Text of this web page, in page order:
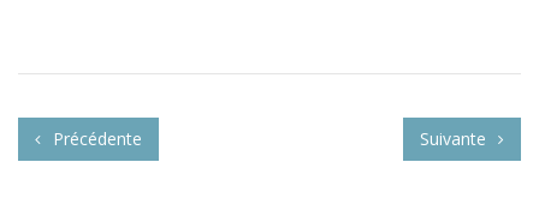
Précédente Suivante